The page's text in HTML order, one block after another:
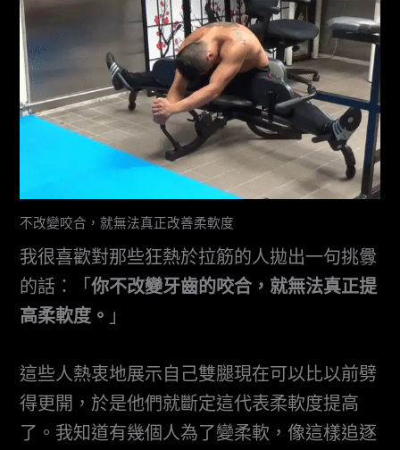
不改變咬合，就無法真正改善柔軟度
我很喜歡對那些狂熱於拉筋的人拋出一句挑釁
的話：「你不改變牙齒的咬合，就無法真正提
高柔軟度。 」
這些人熱衷地展示自己雙腿現在可以比以前劈
得更開，於是他們就斷定這代表柔軟度提高
了。我知道有幾個人為了變柔軟，像這樣追逐